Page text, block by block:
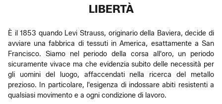
LIBERTÀ
È il 1853 quando Levi Strauss, originario della Baviera, decide di
avviare una fabbrica di tessuti in America, esattamente a San
Francisco. Siamo nel periodo della corsa all'oro, un periodo
sicuramente vivace ma che evidenzia subito delle necessità per
gli uomini del luogo, affaccendati nella ricerca del metallo
prezioso. In particolare, l'esigenza di indossare abiti resistenti a
qualsiasi movimento e a ogni condizione di lavoro.